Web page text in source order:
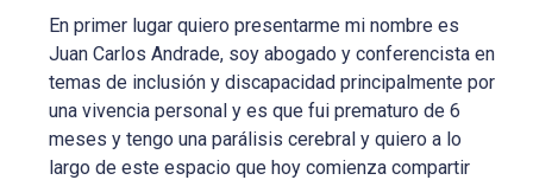
En primer lugar quiero presentarme mi nombre es
Juan Carlos Andrade, soy abogado y conferencista en
temas de inclusión y discapacidad principalmente por
una vivencia personal y es que fui prematuro de 6
meses y tengo una parálisis cerebral y quiero a lo
largo de este espacio que hoy comienza compartir